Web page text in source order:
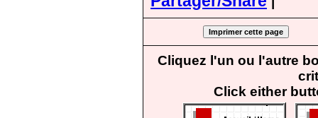
Cliquez l'un ou l'autre
Click either